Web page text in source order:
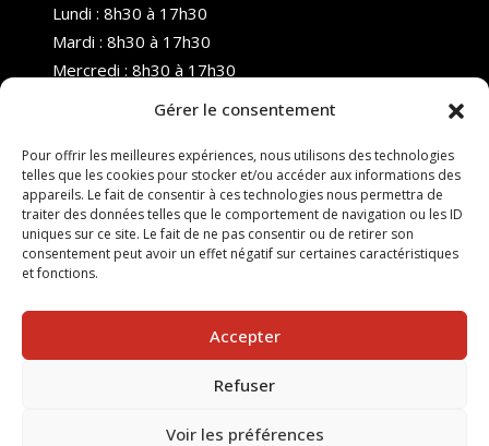
Gérer le consentement
Pour offrir les meilleures expériences, nous utilisons des technologies
telles que les cookies pour stocker et/ou accéder aux informations des
appareils. Le fait de consentir à ces technologies nous permettra de
traiter des données telles que le comportement de navigation ou les ID
uniques sur ce site. Le fait de ne pas consentir ou de retirer son
consentement peut avoir un effet négatif sur certaines caractéristiques
et fonctions.
Accepter
Refuser
Voir les préférences
Lundi : 8h30 à 17h30
Mardi : 8h30 à 17h30
Mercredi : 8h30 à 17h30
Samedi : Fermé
Dimanche : Fermé
© 2025 Nouvel R Formation - TOUS DROITS RÉSERVÉS -
SITE RÉALISÉ PAR :INGÉNIERIE TECH